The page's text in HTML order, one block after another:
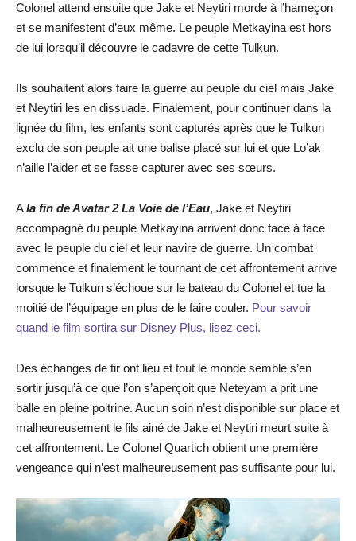
Colonel attend ensuite que Jake et Neytiri morde à l’hameçon
et se manifestent d’eux même. Le peuple Metkayina est hors
de lui lorsqu’il découvre le cadavre de cette Tulkun.
Ils souhaitent alors faire la guerre au peuple du ciel mais Jake
et Neytiri les en dissuade. Finalement, pour continuer dans la
lignée du film, les enfants sont capturés après que le Tulkun
exclu de son peuple ait une balise placé sur lui et que Lo’ak
n’aille l’aider et se fasse capturer avec ses sœurs.
Ala fin de Avatar 2 La Voie de l’Eau, Jake et Neytiri
accompagné du peuple Metkayina arrivent donc face à face
avec le peuple du ciel et leur navire de guerre. Un combat
commence et finalement le tournant de cet affrontement arrive
lorsque le Tulkun s’échoue sur le bateau du Colonel et tue la
moitié de l’équipage en plus de le faire couler. Pour savoir
quand le film sortira sur Disney Plus, lisez ceci.
Des échanges de tir ont lieu et tout le monde semble s’en
sortir jusqu’à ce que l’on s’aperçoit que Neteyam a prit une
balle en pleine poitrine. Aucun soin n’est disponible sur place et
malheureusement le fils ainé de Jake et Neytiri meurt suite à
cet affrontement. Le Colonel Quartich obtient une première
vengeance qui n’est malheureusement pas suffisante pour lui.